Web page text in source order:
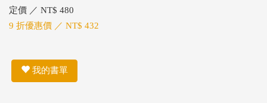
定價 ／ NT$ 480
9 折優惠價 ／ NT$ 432
我的書單